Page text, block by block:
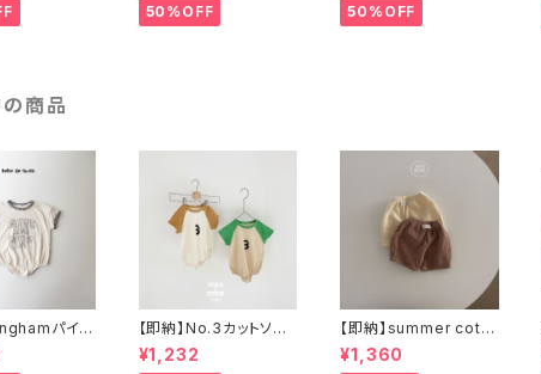
50%OFF 50%OFF
商品
パイピ
ス
【即納】No.3カットソー
ロンパース
¥1,232
【即納】summer cotto
n knit pants ショート
パンツ ブルマ
¥1,360